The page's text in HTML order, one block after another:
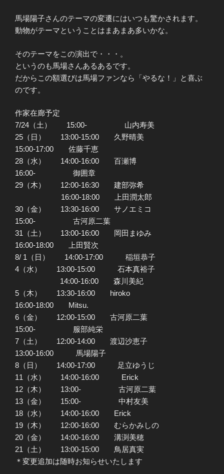
馬場陽子さんのテーマの変遷にはいつも驚かされます。
動物がテーマということはまあまあ多いかな。
そのテーマをこの演出で・・・。
というのも馬場さんあるあるです。
だからこの額選びは馬場ファンなら「やるな！」と喜ぶ
のです。
作家在廊予定
7/24（土） 15:00- 山内寿美
25（日） 13:00-15:00 久野晴美
15:00-17:00 佐藤千恵
28（水） 14:00-16:00 百瀬博
16:00- 御囲章
29（木） 12:00-16:30 建部弥希
16:00-18:00 上田潤太郎
30（金） 13:30-16:00 サノエミコ
15:00- 古河原二葉
31（土） 13:00-16:00 岡田まゆみ
16:00-18:00 上田賢次
8/ 1（日） 14:00-17:00 稲垣恭子
4（水） 13:00-15:00 石本真裕子
14:00-16:00 森川美紀
5（木） 13:30-16:00 hiroko
16:00-18:00 Mitsu.
6（金） 12:00-15:00 古河原二葉
15:00- 服部純栄
7（土） 12:00-14:00 渡辺沙恵子
13:00-16:00 馬場陽子
8（日） 14:00-17:00 足立ゆうじ
11（水） 14:00-16:00 Erick
12（木） 13:00- 古河原二葉
13（金） 15:00- 中村友美
18（水） 14:00-16:00 Erick
19（木） 12:00-16:00 むらかみしの
20（金） 14:00-16:00 溝渕美穂
21（土） 13:00-15:00 鳥居真実
＊変更追加は随時お知らせいたします